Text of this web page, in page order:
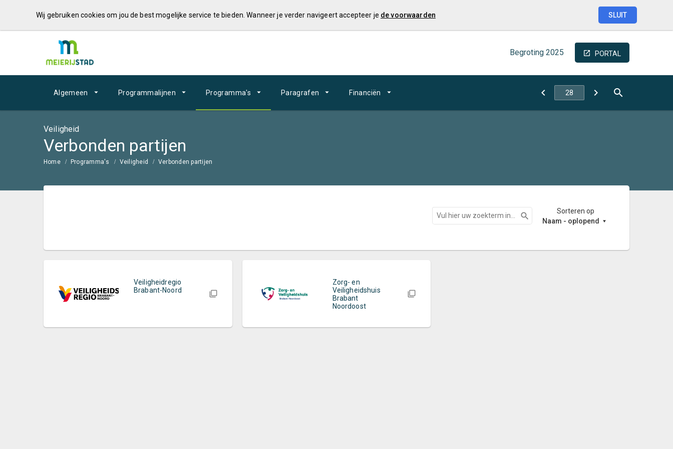
Wij gebruiken cookies om jou de best mogelijke service te bieden. Wanneer je verder navigeert accepteer je de voorwaarden SLUIT
Begroting 2025 PORTAL
Algemeen Programmalijnen Programma's Paragrafen Financiën
Veiligheid
Verbonden partijen
Home Programma's Veiligheid Verbonden partijen
Zoeken
Sorteren op
Naam - oplopend
Veiligheidregio
Brabant-Noord
Zorg- en
Veiligheidshuis
Brabant
Noordoost